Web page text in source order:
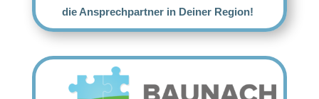
die Ansprechpartner in Deiner Region!